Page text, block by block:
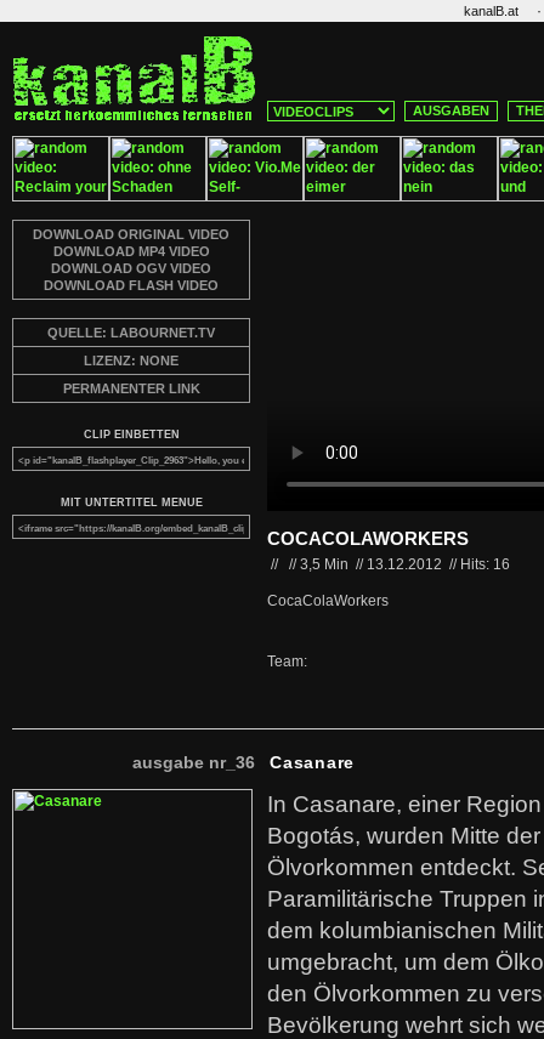
kanalB.at ·
AUSGABEN
DOWNLOAD ORIGINAL VIDEO
DOWNLOAD MP4 VIDEO
DOWNLOAD OGV VIDEO
DOWNLOAD FLASH VIDEO
QUELLE: LABOURNET.TV
LIZENZ: NONE
PERMANENTER LINK
CLIP EINBETTEN
MIT UNTERTITEL MENUE
COCACOLAWORKERS
// //3,5 Min // 13.12.2012 // Hits: 16
CocaColaWorkers
Team:
ausgabe nr_36 Casanare
In Casanare, einer
Bogotás, wurden Mitte
Ölvorkommen entdeckt.
Paramilitärische Truppen
dem kolumbianischen
umgebracht, um dem
den Ölvorkommen zu
Bevölkerung wehrt sich